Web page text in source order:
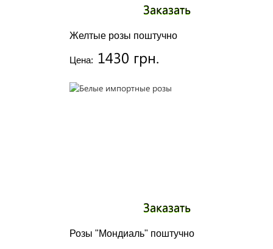
Желтые розы поштучно
Цена: 1430 грн.
Заказать
Розы "Мондиаль" поштучно
Заказать